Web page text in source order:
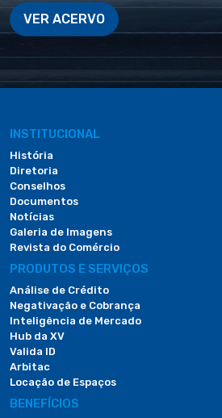
VER ACERVO
INSTITUCIONAL
História
Diretoria
Conselhos
Documentos
Notícias
Galeria de Imagens
Revista do Comércio
PRODUTOS E SERVIÇOS
Análise de Crédito
Negativação e Cobrança
Inteligência de Mercado
Hub da XV
Valida ID
Arbitac
Locação de Espaços
BENEFÍCIOS